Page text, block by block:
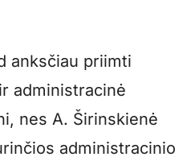
anksčiau priimti
administracinė
nes A. Širinskienė
administracinio